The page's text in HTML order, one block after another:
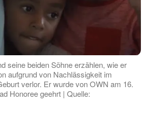
seine beiden Söhne erzählen, wie er
aufgrund von Nachlässigkeit im
verlor. Er wurde von OWN am 16.
Honoree geehrt | Quelle: